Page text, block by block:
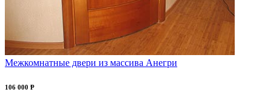
Межкомнатные двери из массива Анегри
106 000 Ᵽ